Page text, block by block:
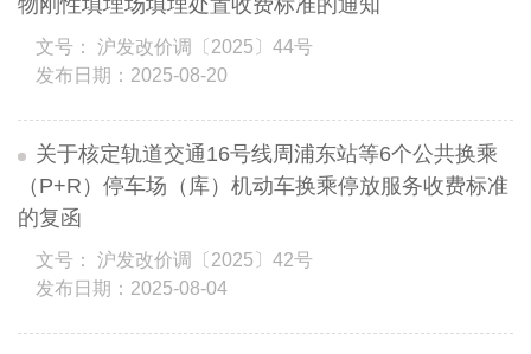
物刚性填埋场填埋处置收费标准的通知
文号： 沪发改价调〔2025〕44号
发布日期：2025-08-20
关于核定轨道交通16号线周浦东站等6个公共换乘
（P+R）停车场（库）机动车换乘停放服务收费标准
的复函
文号： 沪发改价调〔2025〕42号
发布日期：2025-08-04